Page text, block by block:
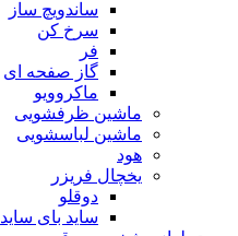
ساندویچ ساز
سرخ کن
فر
گاز صفحه ای
ماکروویو
ماشین ظرفشویی
ماشین لباسشویی
هود
یخچال فریزر
دوقلو
ساید بای ساید